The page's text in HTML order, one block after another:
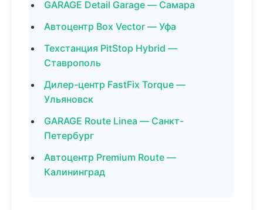
GARAGE Detail Garage — Самара
Автоцентр Box Vector — Уфа
Техстанция PitStop Hybrid —
Ставрополь
Дилер-центр FastFix Torque —
Ульяновск
GARAGE Route Linea — Санкт-
Петербург
Автоцентр Premium Route —
Калининград